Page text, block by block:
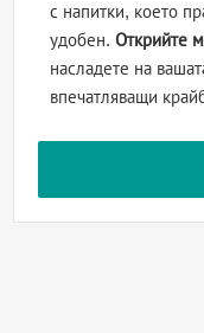
с напитки, което
удобен.Открийте
насладете на
впечатляващи